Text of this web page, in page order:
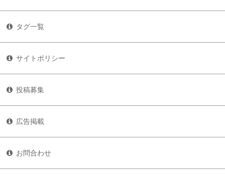
タグ一覧
サイトポリシー
投稿募集
広告掲載
お問合わせ